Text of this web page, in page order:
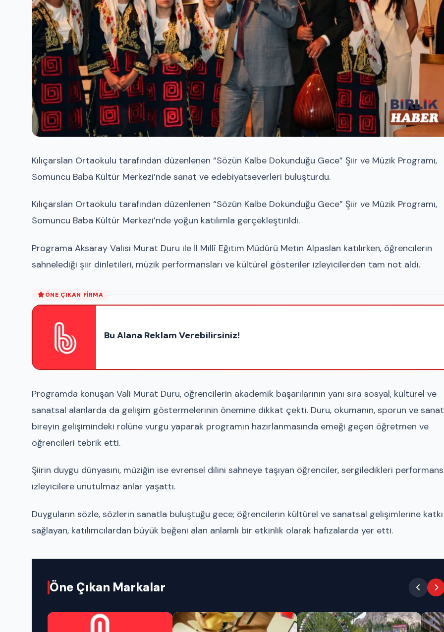
Kılıçarslan Ortaokulu tarafından düzenlenen “Sözün Kalbe Dokunduğu Gece” Şiir ve Müzik Programı,
Somuncu Baba Kültür Merkezi’nde sanat ve edebiyatseverleri buluşturdu.
Kılıçarslan Ortaokulu tarafından düzenlenen “Sözün Kalbe Dokunduğu Gece” Şiir ve Müzik Programı,
Somuncu Baba Kültür Merkezi’nde yoğun katılımla gerçekleştirildi.
Programa Aksaray Valisi Murat Duru ile İl Millî Eğitim Müdürü Metin Alpaslan katılırken, öğrencilerin
sahnelediği şiir dinletileri, müzik performansları ve kültürel gösteriler izleyicilerden tam not aldı.
ÖNE ÇIKAN FIRMA
Bu Alana Reklam Verebilirsiniz!
Programda konuşan Vali Murat Duru, öğrencilerin akademik başarılarının yanı sıra sosyal, kültürel ve
sanatsal alanlarda da gelişim göstermelerinin önemine dikkat çekti. Duru, okumanın, sporun ve
bireyin gelişimindeki rolüne vurgu yaparak programın hazırlanmasında emeği geçen öğretmen ve
öğrencileri tebrik etti.
Şiirin duygu dünyasını, müziğin ise evrensel dilini sahneye taşıyan öğrenciler, sergiledikleri
izleyicilere unutulmaz anlar yaşattı.
Duyguların sözle, sözlerin sanatla buluştuğu gece; öğrencilerin kültürel ve sanatsal gelişimlerine katkı
sağlayan, katılımcılardan büyük beğeni alan anlamlı bir etkinlik olarak hafızalarda yer etti.
Öne Çıkan Markalar